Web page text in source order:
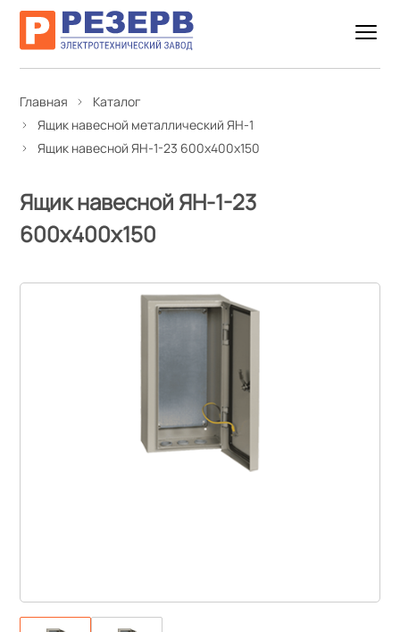
Главная
Каталог
Ящик навесной металлический ЯН-1
Ящик навесной ЯН-1-23 600х400х150
Ящик навесной ЯН-1-23
600х400х150